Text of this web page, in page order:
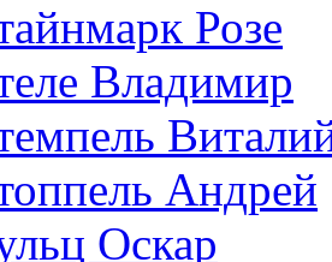
Розe
Владимир
Андрей
Оскар